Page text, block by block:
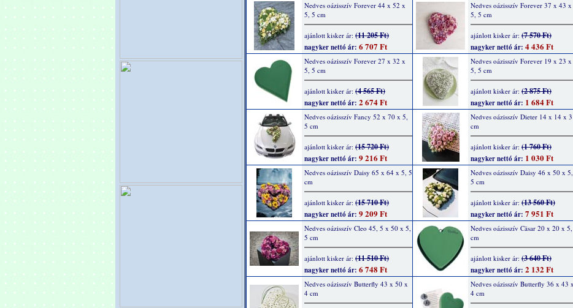
Nedves oázisszív Forever 44 x 52 x
5, 5 cm
ajánlott kisker ár: (11 205 Ft)
nagyker nettó ár: 6 707 Ft
Nedves oázisszív Forever 37 x 43 x
5, 5 cm
ajánlott kisker ár: (7 570 Ft)
nagyker nettó ár: 4 436 Ft
Nedves oázisszív Forever 27 x 32 x
5, 5 cm
ajánlott kisker ár: (4 565 Ft)
nagyker nettó ár: 2 674 Ft
Nedves oázisszív Forever 19 x 23 x
5, 5 cm
ajánlott kisker ár: (2 875 Ft)
nagyker nettó ár: 1 684 Ft
Nedves oázisszív Fancy 52 x 70 x 5,
5 cm
ajánlott kisker ár: (15 720 Ft)
nagyker nettó ár: 9 216 Ft
Nedves oázisszív Dieter 14 x 14 x 3
cm
ajánlott kisker ár: (1 760 Ft)
nagyker nettó ár: 1 030 Ft
Nedves oázisszív Daisy 65 x 64 x 5, 5
cm
ajánlott kisker ár: (15 710 Ft)
nagyker nettó ár: 9 209 Ft
Nedves oázisszív Daisy 46 x 50 x 5,
5 cm
ajánlott kisker ár: (13 560 Ft)
nagyker nettó ár: 7 951 Ft
Nedves oázisszív Cleo 45, 5 x 50 x 5,
5 cm
ajánlott kisker ár: (11 510 Ft)
nagyker nettó ár: 6 748 Ft
Nedves oázisszív Cäsar 20 x 20 x
cm
ajánlott kisker ár: (3 640 Ft)
nagyker nettó ár: 2 132 Ft
Nedves oázisszív Butterfly 43 x 50 x
4 cm
Nedves oázisszív Butterfly 36 x 43 x
4 cm